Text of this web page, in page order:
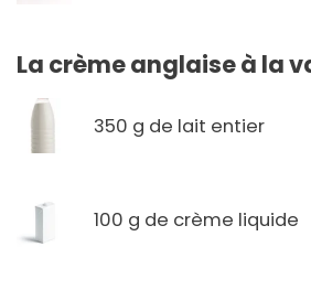
La crème anglaise à la
350 g de lait entier
100 g de crème liquide